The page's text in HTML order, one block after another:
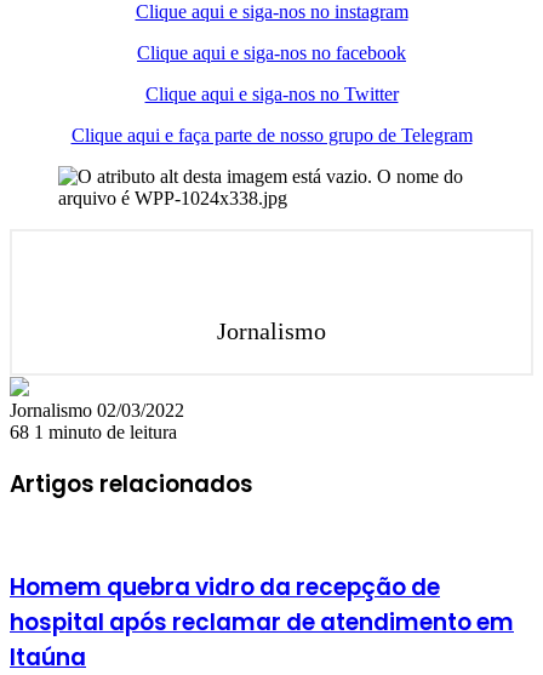
Clique aqui e siga-nos no instagram
Clique aqui e siga-nos no facebook
Clique aqui e siga-nos no Twitter
Clique aqui e faça parte de nosso grupo de Telegram
Jornalismo
Jornalismo Mande
um
mail
02/03/2022
68 1 minuto de leitura
Artigos relacionados
Homem quebra vidro da recepção de
hospital após reclamar de atendimento em
Itaúna